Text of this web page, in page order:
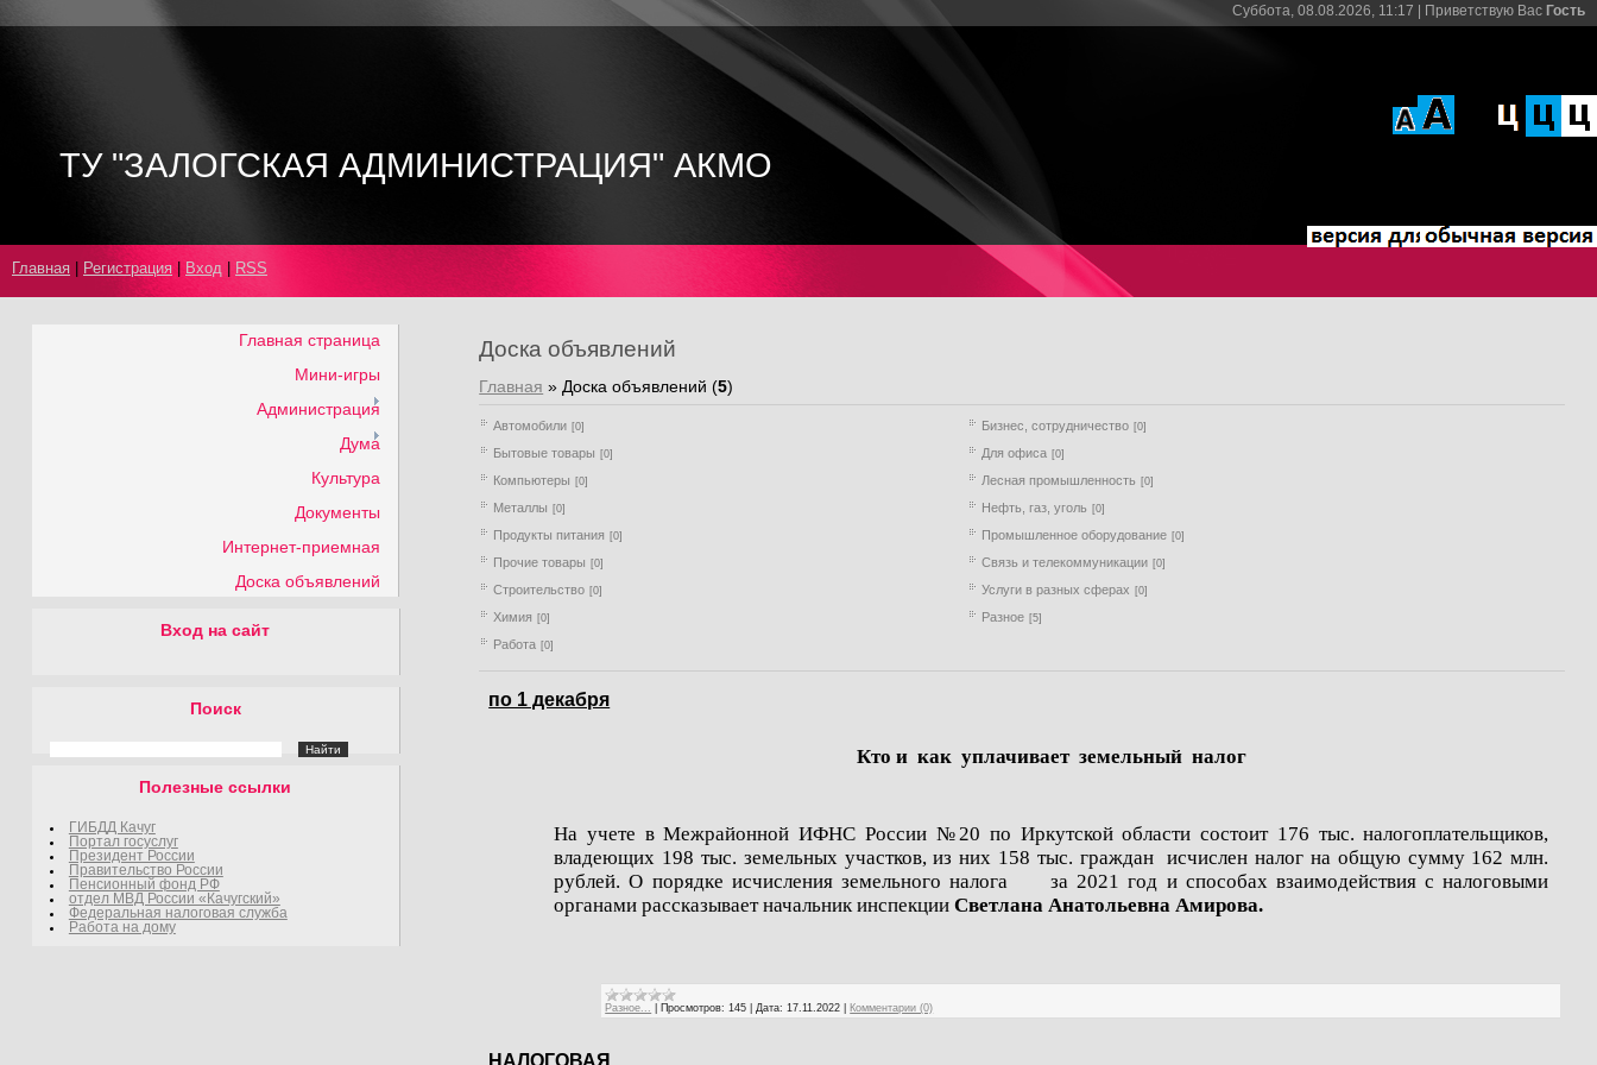
Суббота, 08.08.2026, 11:17 | Приветствую Вас Гость
ТУ "ЗАЛОГСКАЯ АДМИНИСТРАЦИЯ" АКМО
Главная Регистрация Вход RSS
Главная страница
Мини-игры
Администрация
Дума
Культура
Документы
Интернет-приемная
Доска объявлений
Вход на сайт
Поиск
Полезные ссылки
ГИБДД Качуг
Портал госуслуг
Президент России
Правительство России
Пенсионный фонд РФ
отдел МВД России «Качугский»
Федеральная налоговая служба
Работа на дому
Доска объявлений
Главная » Доска объявлений (5)
Автомобили [0] Бизнес, сотрудничество [0]
Бытовые товары [0] Для офиса [0]
Компьютеры [0] Лесная промышленность [0]
Металлы [0] Нефть, газ, уголь [0]
Продукты питания [0] Промышленное оборудование [0]
Прочие товары [0] Связь и телекоммуникации [0]
Строительство [0] Услуги в разных сферах [0]
Химия [0] Разное [5]
Работа [0]
по 1 декабря
Кто и как уплачивает земельный налог
На учете в Межрайонной ИФНС России №20 по Иркутской области состоит 176 тыс. налогоплательщиков,
владеющих 198 тыс. земельных участков, из них 158 тыс. граждан исчислен налог на общую сумму 162 млн.
рублей. О порядке исчисления земельного налога за 2021 год и способах взаимодействия с налоговыми
органами рассказывает начальник инспекцииСветлана Анатольевна Амирова.
Разное... Просмотров: 145 Дата: 17.11.2022 Комментарии (0)
НАЛОГОВАЯ